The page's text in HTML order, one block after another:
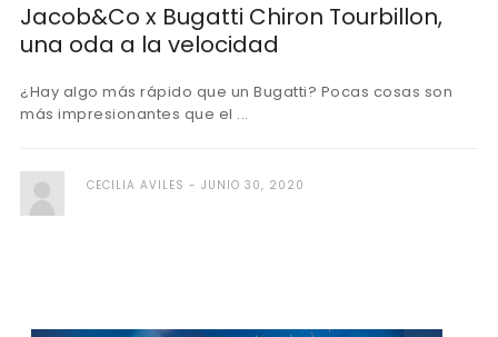
Jacob&Co x Bugatti Chiron Tourbillon,
una oda a la velocidad
¿Hay algo más rápido que un Bugatti? Pocas cosas son
más impresionantes que el ...
CECILIA AVILES JUNIO 30, 2020